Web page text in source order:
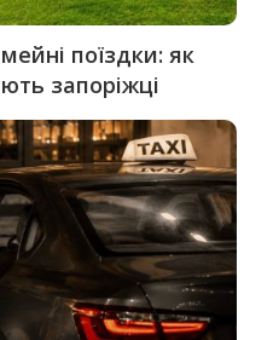
поїздки: як
запоріжці